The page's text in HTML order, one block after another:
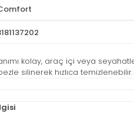
kolay, araç içi veya
silinerek hızlıca